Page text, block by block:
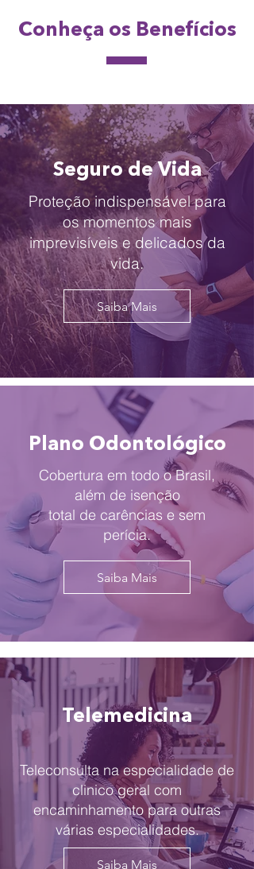
Conheça os Benefícios
Seguro de Vida
Proteção indispensável para
os momentos mais
imprevisíveis e delicados da
vida.
Saiba Mais
Plano Odontológico
Cobertura em todo o Brasil,
além de isenção
total de carências e sem
perícia.
Saiba Mais
Telemedicina
Teleconsulta na especialidade de
clinico geral com
encaminhamento para outras
várias especialidades.
Saiba Mais